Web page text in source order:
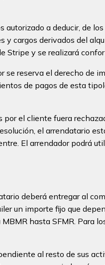
a deducir, de
cargos derivados del
Stripe y se realizará
reserva el derecho de
de pagos de esta
el cliente fuera
el arrendatario
El arrendador podrá
deberá entregar al
un importe fijo que
hasta SFMR. Para
al resto de sus